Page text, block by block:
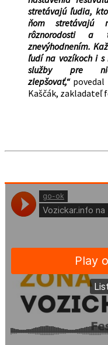
stretávajú ľudia,
ňom stretávajú
rôznorodosti a
znevýhodnením.
ľudí na vozíkoch i s
služby pre
zlepšovať,“
Kaščák, zakladateľ